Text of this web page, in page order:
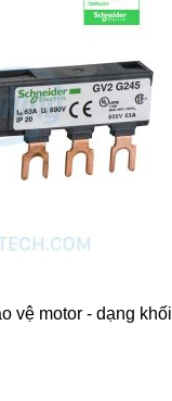
vệ motor - dạng khối